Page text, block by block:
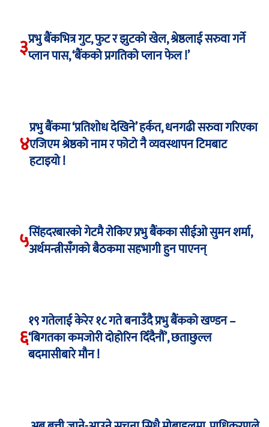
३प्रभु बैंकभित्र गुट, फुट र झुटको खेल, श्रेष्ठलाई सरुवा गर्ने
प्लान पास, ‘बैंकको प्रगतिको प्लान फेल !’
४
प्रभु बैंकमा ‘प्रतिशोध देखिने’ हर्कत, धनगढी सरुवा गरिएका
एजिएम श्रेष्ठको नाम र फोटो नै व्यवस्थापन टिमबाट
हटाइयो !
५सिंहदरबारको गेटमै रोकिए प्रभु बैंकका सीईओ सुमन शर्मा,
अर्थमन्त्रीसँगको बैठकमा सहभागी हुन पाएनन्
६
१९ गतेलाई केरेर १८ गते बनाउँदै प्रभु बैंकको खण्डन –
‘बिगतका कमजोरी दोहोरिन दिँदैनौं’, छताछुल्ल
बदमासीबारे मौन !